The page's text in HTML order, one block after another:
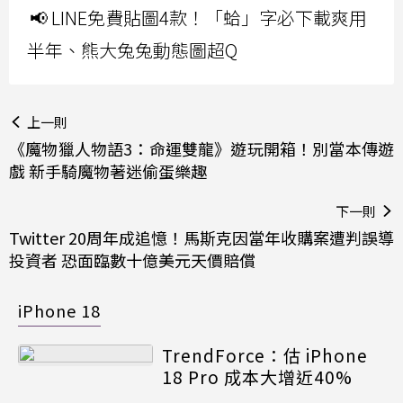
📢 LINE免費貼圖4款！「蛤」字必下載爽用
半年、熊大兔兔動態圖超Q
上一則
《魔物獵人物語3：命運雙龍》遊玩開箱！別當本傳遊
戲 新手騎魔物著迷偷蛋樂趣
下一則
Twitter 20周年成追憶！馬斯克因當年收購案遭判誤導
投資者 恐面臨數十億美元天價賠償
iPhone 18
TrendForce：估 iPhone
18 Pro 成本大增近40%